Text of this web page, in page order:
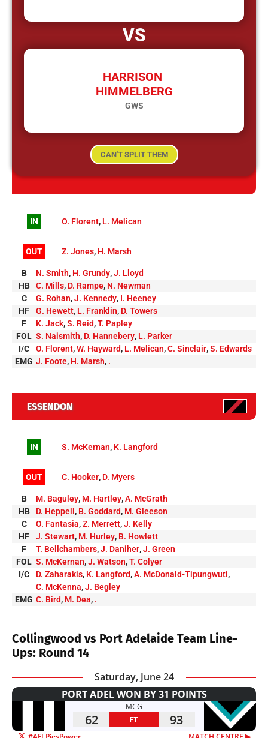
VS
HARRISON
HIMMELBERG
GWS
CAN'T SPLIT THEM
IN O. Florent, L. Melican
OUT Z. Jones, H. Marsh
B N. Smith, H. Grundy,J. Lloyd
HB
C. Mills, D. Rampe, N. Newman
C
G. Rohan,J. Kennedy, I. Heeney
HF
G. Hewett, L. Franklin, D. Towers
F
K. Jack,S. Reid,T. Papley
FOL S. Naismith, D. Hannebery, L. Parker
I/C
O. Florent,W. Hayward, L. Melican,C. Sinclair,S. Edwards
EMG J. Foote, H. Marsh, .
ESSENDON
IN S. McKernan, K. Langford
OUT C. Hooker, D. Myers
B M. Baguley, M. Hartley,A. McGrath
HB
D. Heppell , B. Goddard, M. Gleeson
C
O. Fantasia,Z. Merrett,J. Kelly
HF
J. Stewart, M. Hurley, B. Howlett
F
T. Bellchambers,J. Daniher,J. Green
FOL S. McKernan,J. Watson,T. Colyer
I/C
D. Zaharakis, K. Langford,A. McDonald-Tipungwuti,
C. McKenna,J. Begley
EMG C. Bird, M. Dea, .
Collingwood vs Port Adelaide Team Line-
Ups: Round 14
Saturday, June 24
PORT ADEL WON BY 31 POINTS
MCG
62 FT 93